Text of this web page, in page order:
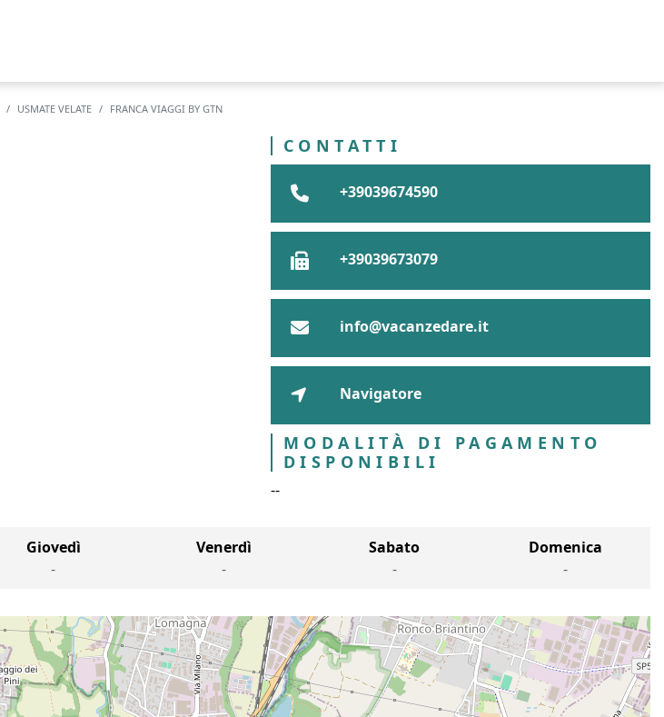
USMATE VELATE FRANCA VIAGGI BY GTN
CONTATTI
+39039674590
+39039673079
info@vacanzedare.it
Navigatore
MODALITÀ DI PAGAMENTO
DISPONIBILI
--
Giovedì
-
Venerdì
-
Sabato
-
Domenica
-